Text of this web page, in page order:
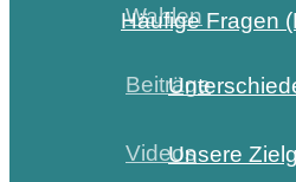
Wahlen
Beiträge
Videos
Häufige Fragen
Unsere